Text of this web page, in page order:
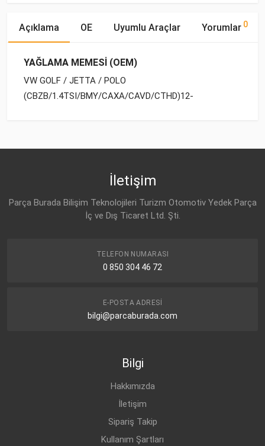
Açıklama OE Uyumlu Araçlar Yorumlar 0
YAĞLAMA MEMESİ (OEM)
VW GOLF / JETTA / POLO
(CBZB/1.4TSI/BMY/CAXA/CAVD/CTHD)12-
İletişim
Parça Burada Bilişim Teknolojileri Turizm Otomotiv Yedek Parça
İç ve Dış Ticaret Ltd. Şti.
TELEFON NUMARASI
0 850 304 46 72
E-POSTA ADRESI
bilgi@parcaburada.com
Bilgi
Hakkımızda
İletişim
Sipariş Takip
Kullanım Şartları